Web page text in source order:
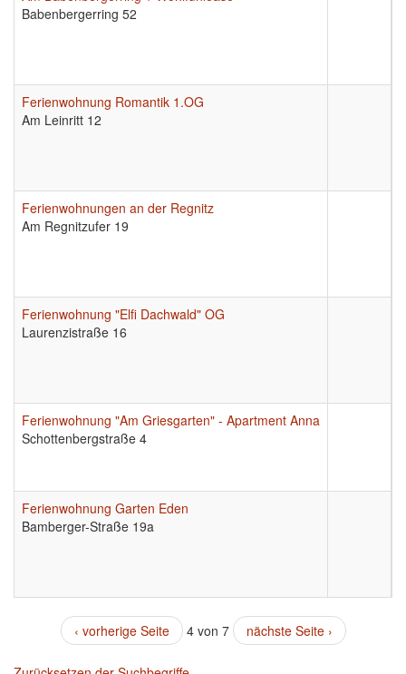
Babenbergerring 52
Ferienwohnung Romantik 1.OG
Am Leinritt 12
Ferienwohnungen an der Regnitz
Am Regnitzufer 19
Ferienwohnung "Elfi Dachwald" OG
Laurenzistraße 16
Ferienwohnung "Am Griesgarten" - Apartment Anna
Schottenbergstraße 4
Ferienwohnung Garten Eden
Bamberger-Straße 19a
‹ vorherige Seite 4 von 7 nächste Seite ›